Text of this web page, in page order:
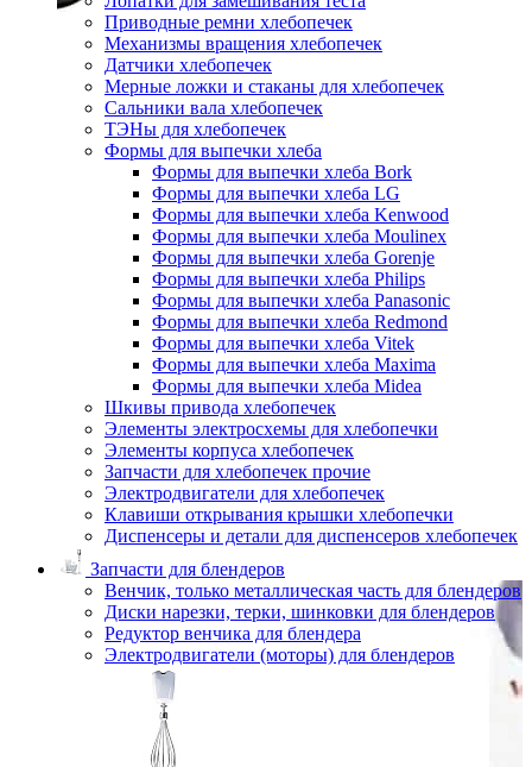
Приводные ремни хлебопечек
Механизмы вращения хлебопечек
Датчики хлебопечек
Мерные ложки и стаканы для хлебопечек
Сальники вала хлебопечек
ТЭНы для хлебопечек
Формы для выпечки хлеба
Формы для выпечки хлеба Bork
Формы для выпечки хлеба LG
Формы для выпечки хлеба Kenwood
Формы для выпечки хлеба Moulinex
Формы для выпечки хлеба Gorenje
Формы для выпечки хлеба Philips
Формы для выпечки хлеба Panasonic
Формы для выпечки хлеба Redmond
Формы для выпечки хлеба Vitek
Формы для выпечки хлеба Maxima
Формы для выпечки хлеба Midea
Шкивы привода хлебопечек
Элементы электросхемы для хлебопечки
Элементы корпуса хлебопечек
Запчасти для хлебопечек прочие
Электродвигатели для хлебопечек
Клавиши открывания крышки хлебопечки
Диспенсеры и детали для диспенсеров хлебопечек
Запчасти для блендеров
Венчик, только металлическая часть для блендеров
Диски нарезки, терки, шинковки для блендеров
Редуктор венчика для блендера
Электродвигатели (моторы) для блендеров